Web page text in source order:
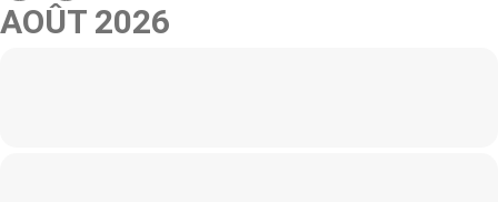
AOÛT 2026